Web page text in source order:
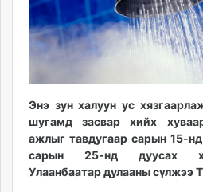
Eguur.mn
24tsag.mn
shuud.mn
ergelt.mn
zarig.mn
today.mn
mminfo.mn
Энэ зун халуун ус
шугамд засвар хийх
ажлыг тавдугаар сарын 15-
сарын 25-нд дуусах
Улаанбаатар дулааны сүлжээ